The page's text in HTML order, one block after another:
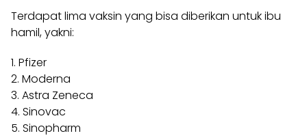
Terdapat lima vaksin yang bisa diberikan untuk ibu
hamil, yakni:
1. Pfizer
2. Moderna
3. Astra Zeneca
4. Sinovac
5. Sinopharm